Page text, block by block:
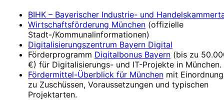
BIHK – Bayerischer Industrie- und
Wirtschaftsförderung München (offizielle
Stadt-/Kommunalinformationen)
Digitalisierungszentrum Bayern Digital
Förderprogramm Digitalbonus Bayern (bis zu
€) für Digitalisierungs- und IT-Projekte in München.
Fördermittel-Überblick für München mit Einordnung
zu Zuschüssen, Voraussetzungen und typischen
Projektarten.